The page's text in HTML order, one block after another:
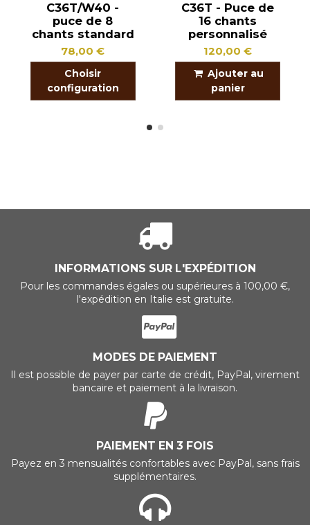
C36T/W40 -
puce de 8
chants standard
78,00 €
Choisir
configuration
C36T - Puce de
16 chants
personnalisé
120,00 €
Ajouter au
panier
INFORMATIONS SUR L'EXPÉDITION
Pour les commandes égales ou supérieures à 100,00 €,
l'expédition en Italie est gratuite.
MODES DE PAIEMENT
Il est possible de payer par carte de crédit, PayPal, virement
bancaire et paiement à la livraison.
PAIEMENT EN 3 FOIS
Payez en 3 mensualités confortables avec PayPal, sans frais
supplémentaires.